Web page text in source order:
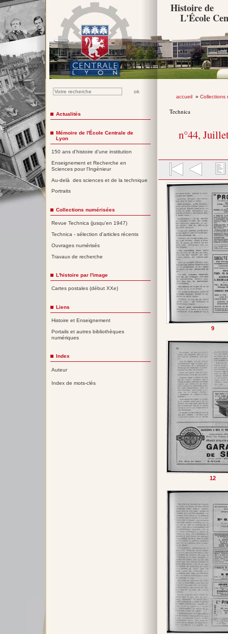
Histoire de
L'École
accueil» Collections
Technica
n°44,
9
12
Actualités
Mémoire de l'École Centrale de
Lyon
150 ans d'histoire d'une institution
Enseignement et Recherche en
Sciences pour l'Ingénieur
Au-delà des sciences et de la technique
Portraits
Collections numérisées
Revue Technica (jusqu'en 1947)
Technica - sélection d'articles récents
Ouvrages numérisés
Travaux de recherche
L'histoire par l'image
Cartes postales (début XXe)
Liens
Histoire et Enseignement
Portails et autres bibliothèques
numériques
Index
Auteur
Index de mots-clés